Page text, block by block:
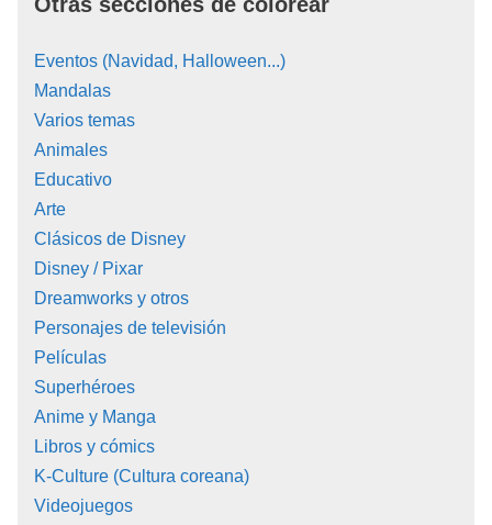
Eventos (Navidad, Halloween...)
Mandalas
Varios temas
Animales
Educativo
Arte
Clásicos de Disney
Disney / Pixar
Dreamworks y otros
Personajes de televisión
Películas
Superhéroes
Anime y Manga
Libros y cómics
K-Culture (Cultura coreana)
Videojuegos